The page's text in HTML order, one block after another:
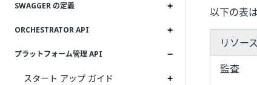
SWAGGER の定義
ORCHESTRATOR API
プラットフォーム管理 API
スタート アップ ガイド
以下の表
リソース
監査